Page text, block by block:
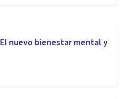
nuevo bienestar mental y